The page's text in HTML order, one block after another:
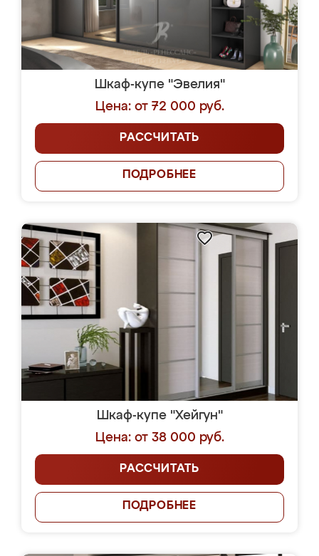
Шкаф-купе "Эвелия"
Цена: от 72 000 руб.
РАССЧИТАТЬ
ПОДРОБНЕЕ
Шкаф-купе "Хейгун"
Цена: от 38 000 руб.
РАССЧИТАТЬ
ПОДРОБНЕЕ